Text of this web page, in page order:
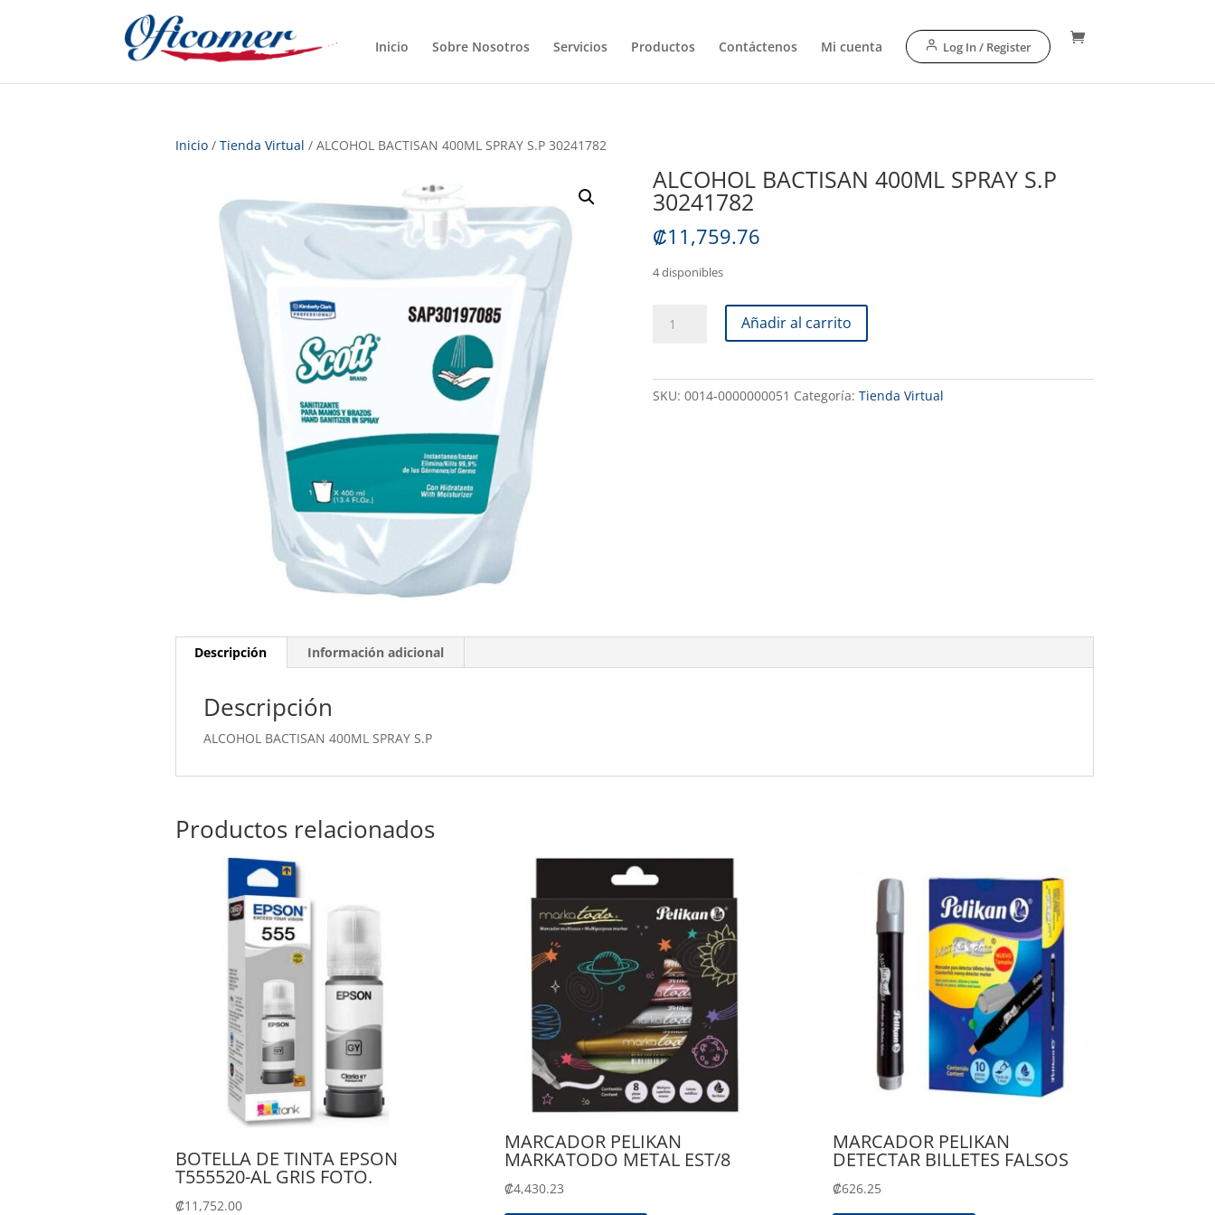
Inicio Sobre Nosotros Servicios Productos Contáctenos Mi cuenta Log In / Register
Inicio/ Tienda Virtual / ALCOHOL BACTISAN 400ML SPRAY S.P 30241782
ALCOHOL BACTISAN 400ML SPRAY S.P
30241782
₡11,759.76
4 disponibles
BACTISAN
SPRAY
S.P
Añadir al carrito
SKU: 0014-0000000051 Categoría: Tienda Virtual
Descripción Información adicional
Descripción
ALCOHOL BACTISAN 400ML SPRAY S.P
Productos relacionados
BOTELLA DE TINTA EPSON
T555520-AL GRIS FOTO.
₡11,752.00
MARCADOR PELIKAN
MARKATODO METAL EST/8
₡4,430.23
MARCADOR PELIKAN
DETECTAR BILLETES FALSOS
₡626.25